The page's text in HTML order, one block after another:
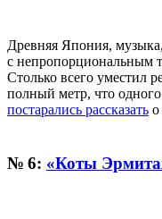
Древняя Япония,
с непропорциональным
Столько всего уместил
полный метр, что
постарались рассказать о
№ 6: «Коты